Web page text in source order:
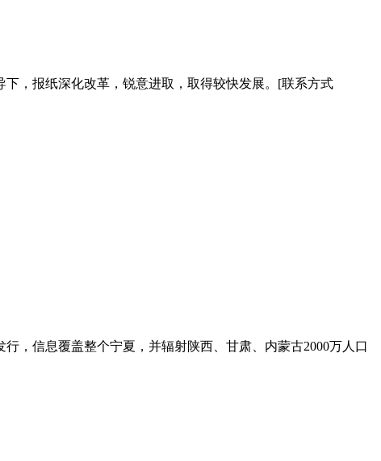
，报纸深化改革，锐意进取，取得较快发展。[联系方式
，信息覆盖整个宁夏，并辐射陕西、甘肃、内蒙古2000万人口